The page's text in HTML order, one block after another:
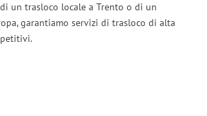
un trasloco locale a Trento o di un
garantiamo servizi di trasloco di alta